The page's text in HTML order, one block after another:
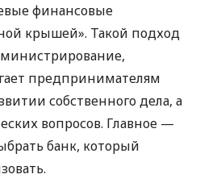
финансовые
крышей». Такой подход
предпринимателям
собственного дела, а
вопросов. Главное —
банк, который